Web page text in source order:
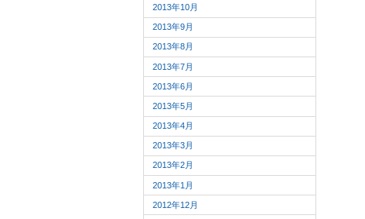
2013年10月
2013年9月
2013年8月
2013年7月
2013年6月
2013年5月
2013年4月
2013年3月
2013年2月
2013年1月
2012年12月